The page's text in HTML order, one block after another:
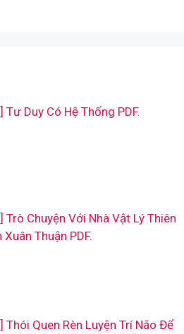
Tư Duy Có Hệ Thống PDF.
Trò Chuyện Với Nhà Vật Lý Thiên
Thuận PDF.
Thói Quen Rèn Luyện Trí Não Để